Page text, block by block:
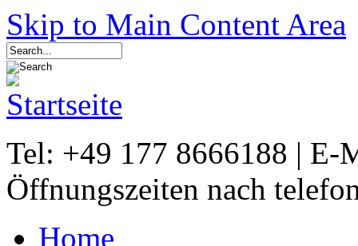
Skip to Main Content Area
Tel: +49 177 8666188 |
Öffnungszeiten nach
Home